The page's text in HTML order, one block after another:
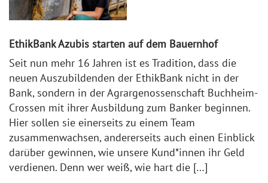
EthikBank Azubis starten auf dem Bauernhof
Seit nun mehr 16 Jahren ist es Tradition, dass die
neuen Auszubildenden der EthikBank nicht in der
Bank, sondern in der Agrargenossenschaft Buchheim-
Crossen mit ihrer Ausbildung zum Banker beginnen.
Hier sollen sie einerseits zu einem Team
zusammenwachsen, andererseits auch einen Einblick
darüber gewinnen, wie unsere Kund*innen ihr Geld
verdienen. Denn wer weiß, wie hart die […]